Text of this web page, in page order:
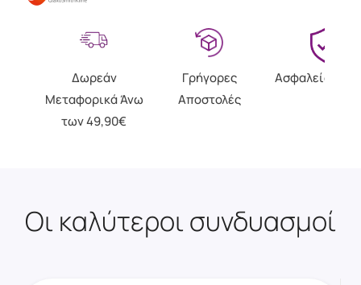
Δωρεάν
Μεταφορικά Άνω
των 49,90€
Γρήγορες
Αποστολές
Ασφαλείς
Οι καλύτεροι συνδυασμοί